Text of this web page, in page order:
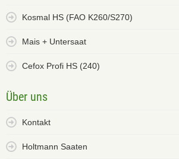
Kosmal HS (FAO K260/S270)
Mais + Untersaat
Cefox Profi HS (240)
Über uns
Kontakt
Holtmann Saaten